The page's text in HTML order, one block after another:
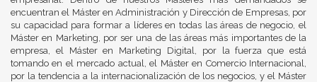
encuentran el Máster en Administración y Dirección de Empresas, por
su capacidad para formar a líderes en todas las áreas de negocio, el
Máster en Marketing, por ser una de las áreas más importantes de la
empresa, el Máster en Marketing Digital, por la fuerza que está
tomando en el mercado actual, el Máster en Comercio Internacional,
por la tendencia a la internacionalización de los negocios, y el Máster